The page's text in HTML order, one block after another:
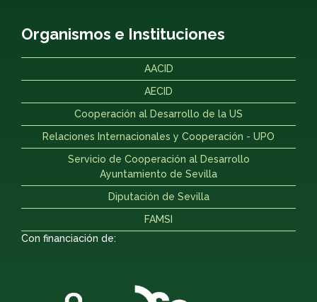
Organismos e Instituciones
AACID
AECID
Cooperación al Desarrollo de la US
Relaciones Internacionales y Cooperación - UPO
Servicio de Cooperación al Desarrollo
Ayuntamiento de Sevilla
Diputación de Sevilla
FAMSI
Con financiación de: